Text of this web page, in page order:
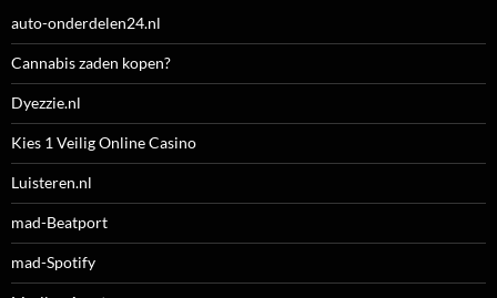
auto-onderdelen24.nl
Cannabis zaden kopen?
Dyezzie.nl
Kies 1 Veilig Online Casino
Luisteren.nl
mad-Beatport
mad-Spotify